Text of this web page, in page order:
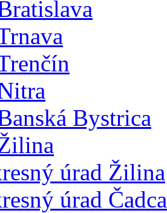
Bystrica
úrad Žilina
úrad Čadca